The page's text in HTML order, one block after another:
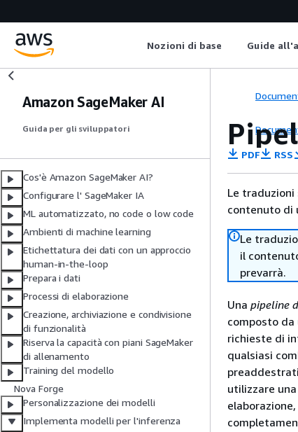
Nozioni di base Guide
Amazon SageMaker AI
Guida per gli sviluppatori
Cos'è Amazon SageMaker AI?
Configurare l' SageMaker IA
ML automatizzato, no code o low code
Ambienti di machine learning
Etichettatura dei dati con un approccio
human-in-the-loop
Prepara i dati
Processi di elaborazione
Creazione, archiviazione e condivisione
di funzionalità
Riserva la capacità con piani SageMaker
di allenamento
Training del modello
Nova Forge
Personalizzazione dei modelli
Implementa modelli per l'inferenza
PDF RSS
Le
contenuto di
Le
il
prevarrà.
Una pipeline
composto da
richieste di
qualsiasi
utilizzare